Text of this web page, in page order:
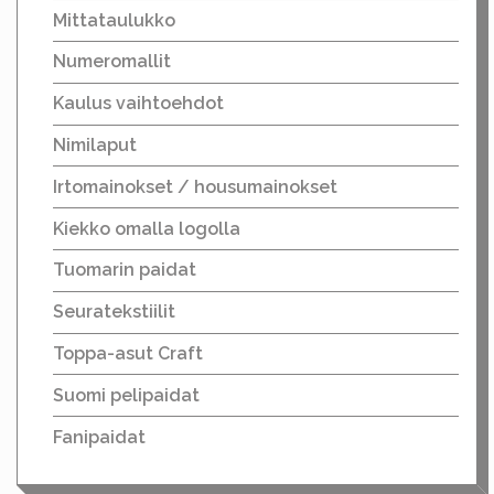
Mittataulukko
Numeromallit
Kaulus vaihtoehdot
Nimilaput
Irtomainokset / housumainokset
Kiekko omalla logolla
Tuomarin paidat
Seuratekstiilit
Toppa-asut Craft
Suomi pelipaidat
Fanipaidat